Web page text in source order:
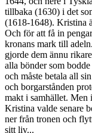
tillbaka (1630) i det
(1618-1648). Kristina
Och för att få in
kronans mark till
gjorde dem ännu
alla bönder som
och måste betala all
och borgarstånden
makt i samhället. Men
Kristina valde senare
ner från tronen och
sitt liv...